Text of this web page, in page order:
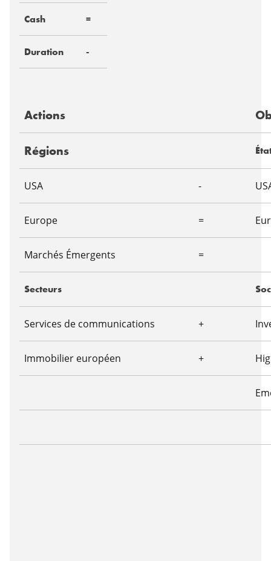
Cash =
Duration -
Actions
Régions
USA -
Europe =
Marchés Émergents =
Secteurs
Services de communications +
Immobilier européen +